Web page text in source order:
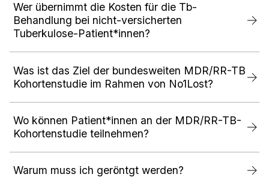
Wer übernimmt die Kosten für die Tb-
Behandlung bei nicht-versicherten
Tuberkulose-Patient*innen?
Was ist das Ziel der bundesweiten MDR/RR-TB
Kohortenstudie im Rahmen von No1Lost?
Wo können Patient*innen an der MDR/RR-TB-
Kohortenstudie teilnehmen?
Warum muss ich geröntgt werden?